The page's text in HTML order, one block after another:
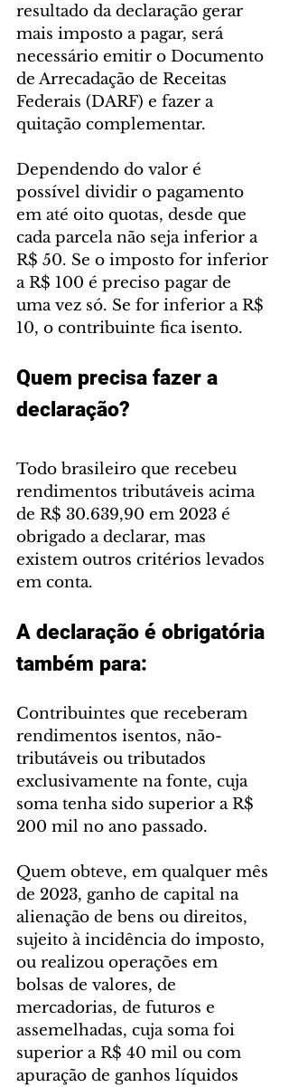
resultado da declaração gerar
mais imposto a pagar, será
necessário emitir o Documento
de Arrecadação de Receitas
Federais (DARF) e fazer a
quitação complementar.
Dependendo do valor é
possível dividir o pagamento
em até oito quotas, desde que
cada parcela não seja inferior a
R$ 50. Se o imposto for inferior
a R$ 100 é preciso pagar de
uma vez só. Se for inferior a R$
10, o contribuinte fica isento.
Quem precisa fazer a
declaração?
Todo brasileiro que recebeu
rendimentos tributáveis acima
de R$ 30.639,90 em 2023 é
obrigado a declarar, mas
existem outros critérios levados
em conta.
A declaração é obrigatória
também para:
Contribuintes que receberam
rendimentos isentos, não-
tributáveis ou tributados
exclusivamente na fonte, cuja
soma tenha sido superior a R$
200 mil no ano passado.
Quem obteve, em qualquer mês
de 2023, ganho de capital na
alienação de bens ou direitos,
sujeito à incidência do imposto,
ou realizou operações em
bolsas de valores, de
mercadorias, de futuros e
assemelhadas, cuja soma foi
superior a R$ 40 mil ou com
apuração de ganhos líquidos